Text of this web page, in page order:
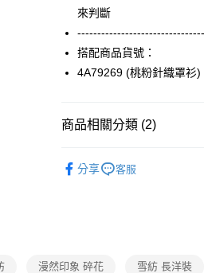
元大商業銀行
台灣樂天信用卡公司
AFTEE先享後付
相關說明
【關於「AFTEE先享後付」】
AFTEE先享後付是「在收到商
便利好安心！
３．安心：先確認商品／服務後
１．於結帳方式選擇「AFTEE
付」結帳頁面，進行簡訊認證並
先享後付繳納相關費用。
ATM付款
每筆NT$90，滿NT$3,600(
每筆NT$90，滿NT$3,600(
來判斷
搭配商品貨號：
4A79269 (桃粉針織罩衫)
商品相關分類 (2)
品 分享 客服
漫然印象 碎花 雪紡 長洋裝